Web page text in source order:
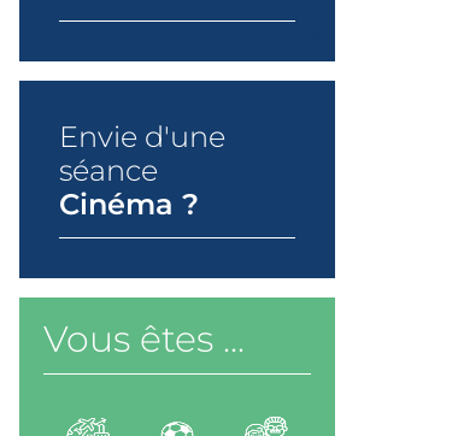
Envie d'une
séance
Cinéma ?
Vous êtes ...